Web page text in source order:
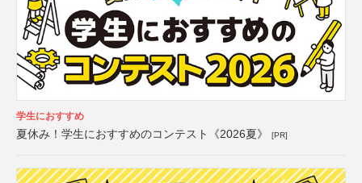
学生におすすめ
夏休み！学生におすすめのコンテスト《2026夏》 [PR]